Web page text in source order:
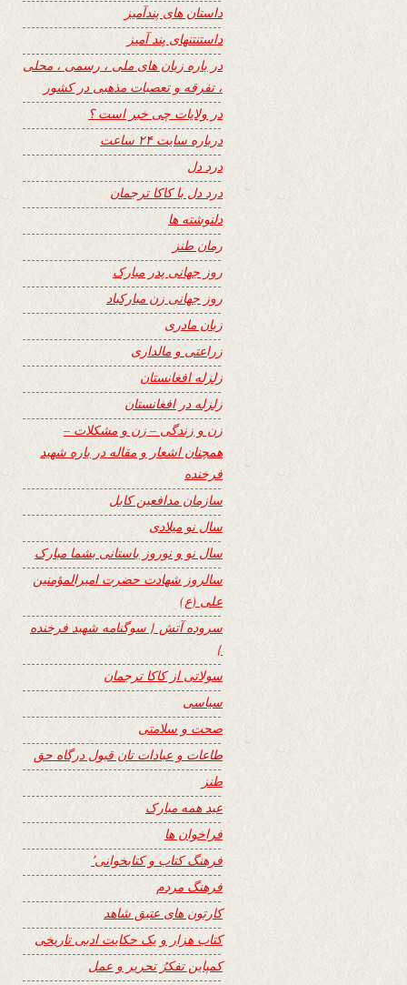
داستان های پندآمیز
داستنتنهای پند آمیز
در باره زبان های ملی ، رسمی ، محلی
، تفرقه و تعصبات مذهبی در کشور
در ولایات چی خبر است ؟
درباره سایت ۲۴ ساعت
درد دل
درد دل با کاکا ترجمان
دلنوشته ها
رمان طنز
روز جهانی پدر مبارک
روز جهانی زن مبارکباد
زبان مادری
زراعتی و مالداری
زلزله افغانستان
زلزله در افغانستان
زن و زندگی – زن و مشکلات –
همچنان اشعار و مقاله در باره شهید
فرخنده
سازمان مدافعین کابل
سال نو میلادی
سال نو و نوروز باستانی بشما مبارک
سالروز شهادت حضرت امیرالمؤمنین
علی (ع)
سروده آتش { سوگنامه شهید فرخنده
}
سولاتی از کاکا ترجمان
سیاسی
صحت و سلامتی
طاعات و عبادات تان قبول درگاه حق
طنز
عید همه مبارک
فراخوان ها
فرهنگ کتاب و کتابخوانی٬
فرهنگ مردم
کارتون های عتیق شاهد
کتاب هزار و یک حکایت ادبی تاریخی
کمپاین تفکرُ تحریر و عمل